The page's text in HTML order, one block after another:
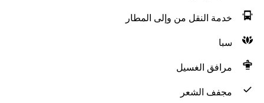
خدمة النقل من وإلى المطار
سبا
مرافق الغسيل
مجفف الشعر